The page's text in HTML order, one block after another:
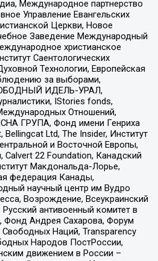
Международное партнерство
Управление Евангельских
Церкви, Новое
Заведение Международный
христианское
Саентологических
Технологии, Европейская
за выборами,
ИДЕЛЬ-УРАЛ,
IStories fonds,
Отношений,
ГРУПА, Фонд имени Генриха
Bellingcat Ltd, The Insider, Институт
и Восточной Европы,
22 Foundation, Канадский
Макдональда-Лорье,
федерация Канады,
научный центр им Вудро
Возрождение, Всеукраинский
антивоенный комитет в
Андрея Сахарова, Форум
Наций, Transparеncy
Народов ПостРоссии,
движением в России –